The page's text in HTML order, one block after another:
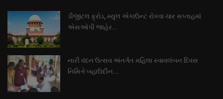
ડીજીટલ ફ્રોડ, મ્યુલ એકાઉન્ટ રોકવા ચાર સપ્તાહમાં
એસઓપી જાહેર...
નારી વંદન ઉત્સવ અંતર્ગત મહિલા સ્વાવલંબન દિવસ
નિમિત્તે બહાઉદીન...